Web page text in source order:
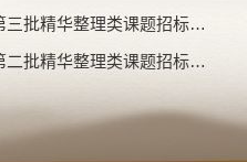
批精华整理类课题招标公示
批精华整理类课题招标公告